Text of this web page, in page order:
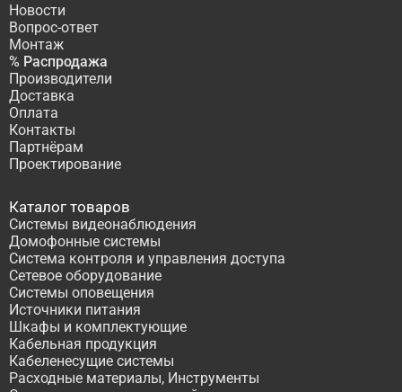
Новости
Вопрос-ответ
Монтаж
% Распродажа
Производители
Доставка
Оплата
Контакты
Партнёрам
Проектирование
Каталог товаров
Системы видеонаблюдения
Домофонные системы
Система контроля и управления доступа
Сетевое оборудование
Системы оповещения
Источники питания
Шкафы и комплектующие
Кабельная продукция
Кабеленесущие системы
Расходные материалы, Инструменты